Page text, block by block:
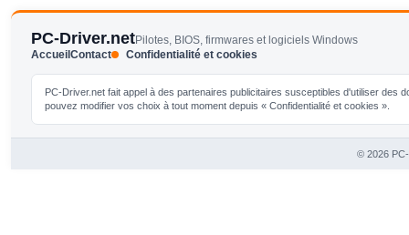
PC-Driver.netPilotes, BIOS, firmwares et logiciels Windows
AccueilContact Confidentialité et cookies
PC-Driver.net fait appel à des partenaires publicitaires susceptibles d'utiliser
pouvez modifier vos choix à tout moment depuis « Confidentialité et cookies ».
© 2026